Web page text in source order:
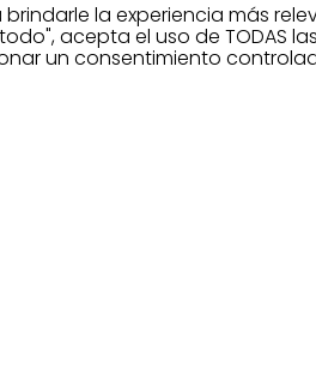
la experiencia más
acepta el uso de TODAS
un consentimiento